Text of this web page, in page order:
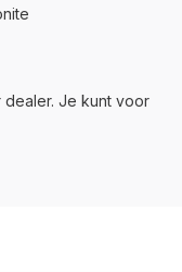
dealer. Je kunt voor